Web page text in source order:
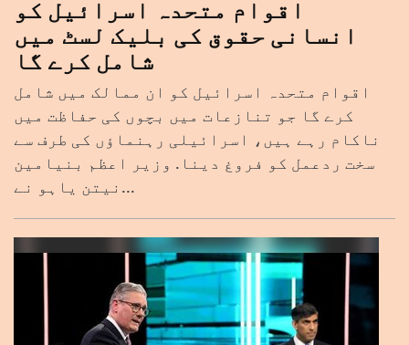
اقوام متحدہ اسرائیل کو
انسانی حقوق کی بلیک لسٹ میں
شامل کرے گا
اقوام متحدہ اسرائیل کو ان ممالک میں شامل
کرے گا جو تنازعات میں بچوں کی حفاظت میں
ناکام رہے ہیں، اسرائیلی رہنماؤں کی طرف سے
سخت ردعمل کو فروغ دینا. وزیر اعظم بنیامین
نیتن یاہو نے...